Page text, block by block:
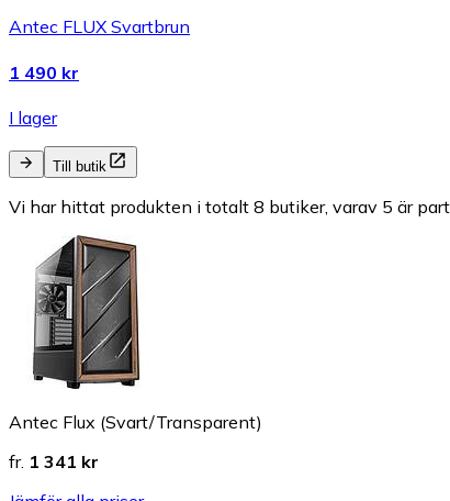
Antec FLUX Svartbrun
1 490 kr
I lager
Till butik
Vi har hittat produkten i totalt 8 butiker, varav 5 är
Antec Flux (Svart/Transparent)
fr. 1 341 kr